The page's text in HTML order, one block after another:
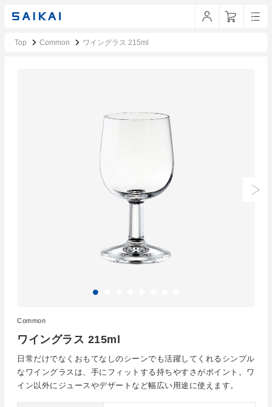
Top Common ワイングラス 215ml
ワイングラス 215ml
Common
日常だけでなくおもてなしのシーンでも活躍してくれるシンプル
なワイングラスは、手にフィットする持ちやすさがポイント。ワ
イン以外にジュースやデザートなど幅広い用途に使えます。